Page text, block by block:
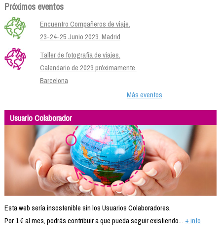
Próximos eventos
Encuentro Compañeros de viaje.
23-24-25 Junio 2023. Madrid
Taller de fotografía de viajes.
Calendario de 2023 próximamente.
Barcelona
Más eventos
Usuario Colaborador
Esta web sería insostenible sin los Usuarios Colaboradores.
Por 1 € al mes, podrás contribuir a que pueda seguir existiendo... + info